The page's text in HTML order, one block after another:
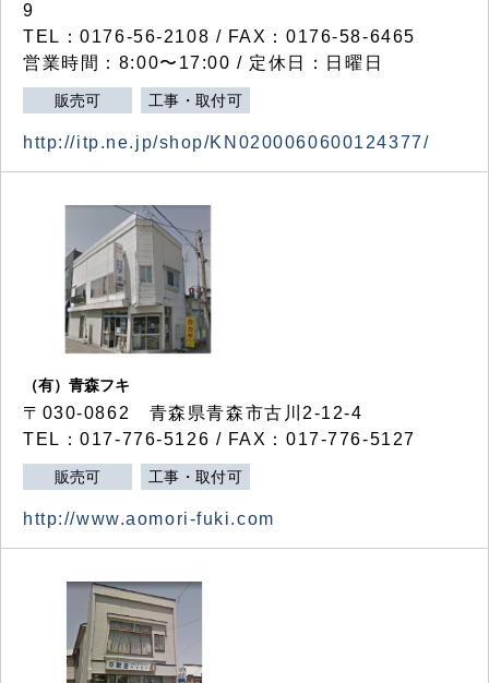
9
TEL：0176-56-2108 / FAX：0176-58-6465
営業時間：8:00〜17:00 / 定休日：日曜日
販売可 工事・取付可
http://itp.ne.jp/shop/KN0200060600124377/
（有）青森フキ
〒030-0862 青森県青森市古川2-12-4
TEL：017-776-5126 / FAX：017-776-5127
販売可 工事・取付可
http://www.aomori-fuki.com